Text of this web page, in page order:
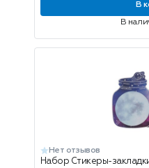
В
В
Нет отзывов
Набор Стикеры-